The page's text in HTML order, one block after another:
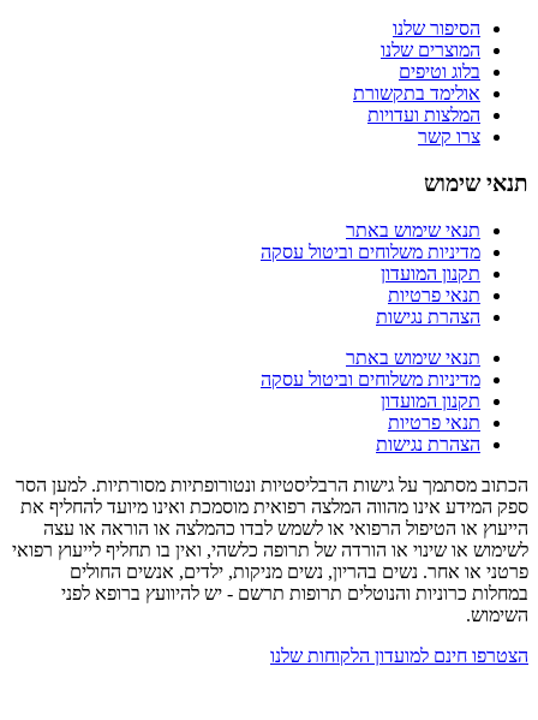
הסיפור שלנו
המוצרים שלנו
בלוג וטיפים
אולימד בתקשורת
המלצות ועדויות
צרו קשר
שימוש
תנאי שימוש באתר
מדיניות משלוחים וביטול עסקה
תקנון המועדון
תנאי פרטיות
הצהרת נגישות
תנאי שימוש באתר
מדיניות משלוחים וביטול עסקה
תקנון המועדון
תנאי פרטיות
הצהרת נגישות
מסתמך על גישות הרבליסטיות ונטורופתיות מסורתיות. למען הסר
המידע אינו מהווה המלצה רפואית מוסמכת ואינו מיועד להחליף את
או הטיפול הרפואי או לשמש לבדו כהמלצה או הוראה או עצה
או שינוי או הורדה של תרופה כלשהי, ואין בו תחליף לייעוץ רפואי
או אחר. נשים בהריון, נשים מניקות, ילדים, אנשים החולים
כרוניות והנוטלים תרופות תרשם - יש להיוועץ ברופא לפני
חינם למועדון הלקוחות שלנו